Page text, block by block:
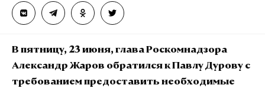
В пятницу, 23 июня, глава Роскомнадзора
Александр Жаров обратился к Павлу Дурову с
требованием предоставить необходимые